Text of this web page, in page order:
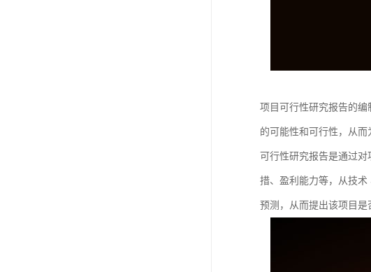
项目可行性研究报告的
的可能性和可行性，从而
可行性研究报告是通过
措、盈利能力等，从技
预测，从而提出该项目是